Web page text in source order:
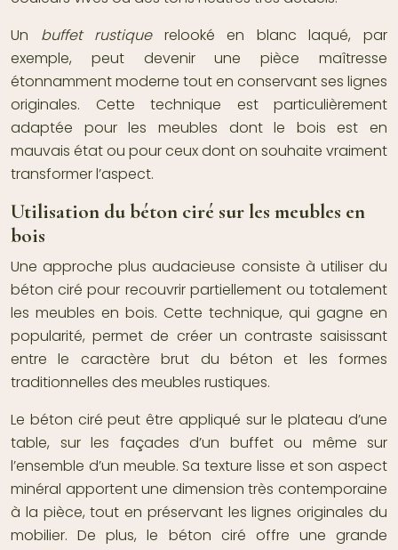
Un buffet rustique relooké en blanc laqué, par
exemple, peut devenir une pièce maîtresse
étonnamment moderne tout en conservant ses lignes
originales. Cette technique est particulièrement
adaptée pour les meubles dont le bois est en
mauvais état ou pour ceux dont on souhaite vraiment
transformer l’aspect.
Utilisation du béton ciré sur les meubles en
bois
Une approche plus audacieuse consiste à utiliser du
béton ciré pour recouvrir partiellement ou totalement
les meubles en bois. Cette technique, qui gagne en
popularité, permet de créer un contraste saisissant
entre le caractère brut du béton et les formes
traditionnelles des meubles rustiques.
Le béton ciré peut être appliqué sur le plateau d’une
table, sur les façades d’un buffet ou même sur
l’ensemble d’un meuble. Sa texture lisse et son aspect
minéral apportent une dimension très contemporaine
à la pièce, tout en préservant les lignes originales du
mobilier. De plus, le béton ciré offre une grande